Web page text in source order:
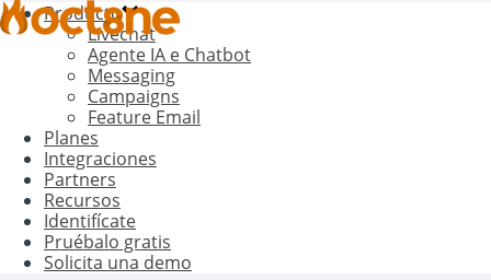
Producto
Livechat
Agente IA e Chatbot
Messaging
Campaigns
Feature Email
Planes
Integraciones
Partners
Recursos
Identifícate
Pruébalo gratis
Solicita una demo